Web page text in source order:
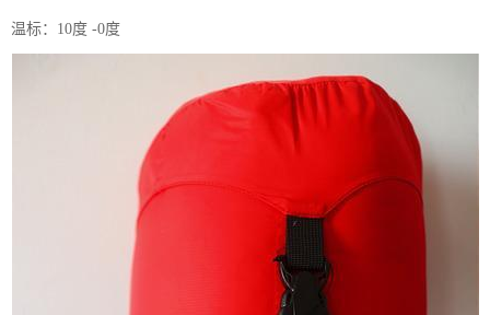
温标：10度 -0度